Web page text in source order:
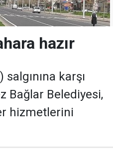
hazır
karşı
Bağlar Belediyesi,
hizmetlerini